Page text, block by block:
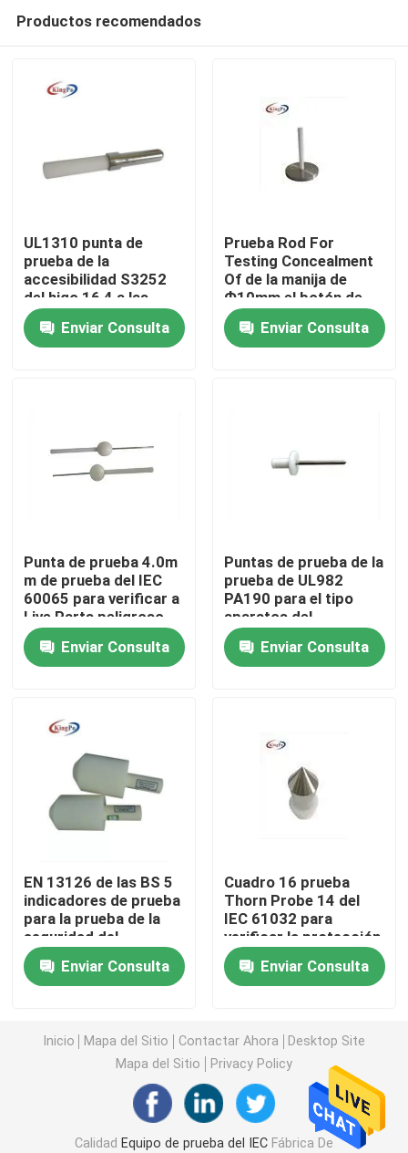
Productos
Sobre nosotros
Control de calidad
Pida una cita
Equipo de prueba del IEC
Equipo de prueba de la protección del ingreso
Equipo de prueba de la inflamabilidad
equipo de prueba ligero llevado
Punta de prueba del finger de la prueba
Equipo de prueba de la batería de EV
Indicadores de prueba
Productos recomendados
UL1310 punta de
prueba de la
accesibilidad S3252
del higo 16,4 a las
piezas móviles
peligrosasEnviar Consulta
Prueba Rod For
Testing Concealment
Of de la manija de
Ф10mm el botón de
reinicio
Enviar Consulta
Punta de prueba 4.0m
m de prueba del IEC
60065 para verificar a
Live Parts peligroso
Enviar Consulta
Puntas de prueba de la
prueba de UL982
PA190 para el tipo
aparatos del
electrodo de
calefacciónEnviar Consulta
EN 13126 de las BS 5
indicadores de prueba
para la prueba de la
seguridad del
restrictor de Windows
Enviar Consulta
Cuadro 16 prueba
Thorn Probe 14 del
IEC 61032 para
verificar la protección
Enviar Consulta
Inicio Mapa del Sitio Contactar Ahora
Desktop Site
Mapa del Sitio
Privacy Policy
Calidad Equipo de prueba del IECFábrica De